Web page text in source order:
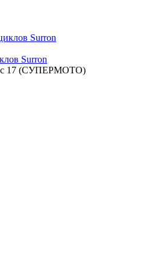
Surron
Surron
17 (СУПЕРМОТО)